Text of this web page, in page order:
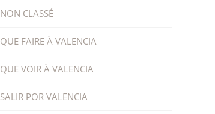
NON CLASSÉ
QUE FAIRE À VALENCIA
QUE VOIR À VALENCIA
SALIR POR VALENCIA